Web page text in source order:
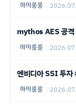
하이룽룽
mythos AES 공격
하이룽룽
엔비디아 SSI 투자
하이룽룽